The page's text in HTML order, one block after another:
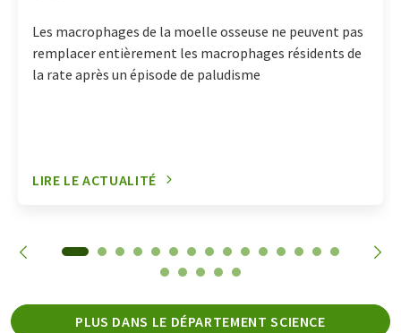
Les macrophages de la moelle osseuse ne peuvent pas
remplacer entièrement les macrophages résidents de
la rate après un épisode de paludisme
LIRE LE ACTUALITÉ
PLUS DANS LE DÉPARTEMENT SCIENCE